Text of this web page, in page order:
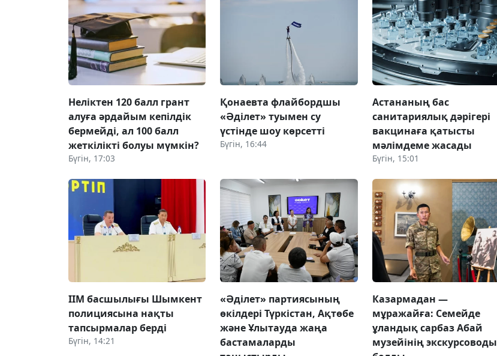
Неліктен 120 балл грант
алуға әрдайым кепілдік
бермейді, ал 100 балл
жеткілікті болуы мүмкін?
Бүгін, 17:03
Қонаевта флайбордшы
«Әділет» туымен су
үстінде шоу көрсетті
Бүгін, 16:44
Астананың бас
санитариялық дәрігері
вакцинаға қатысты
мәлімдеме жасады
Бүгін, 15:01
ІІМ басшылығы Шымкент
полициясына нақты
тапсырмалар берді
Бүгін, 14:21
«Әділет» партиясының
өкілдері Түркістан, Ақтөбе
және Ұлытауда жаңа
бастамаларды
Казармадан —
мұражайға: Семейде
ұландық сарбаз Абай
музейінің экскурсоводы